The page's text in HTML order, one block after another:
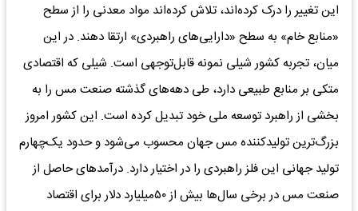
این تغییر را درک کرده‌اند، تلاش کرده‌اند مواد معدنی را از سطح
«منابع خام» به سطح «دارایی‌های راهبردی» ارتقا دهند. در این
میان، تجربه کشور شیلی نمونه قابل‌توجهی است. شیلی که اقتصادی
متکی بر منابع طبیعی دارد، طی دهه‌های گذشته صنعت مس را به
بخشی از راهبرد توسعه ملی خود تبدیل کرده است. این کشور امروز
بزرگ‌ترین تولیدکننده مس جهان محسوب می‌شود و حدود یک‌چهارم
تولید جهانی این فلز راهبردی را در اختیار دارد. درآمدهای حاصل از
صنعت مس در برخی سال‌ها بیش از ۵۰‌میلیارد دلار برای اقتصاد